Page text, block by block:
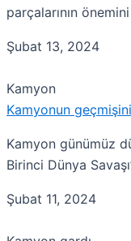
parçalarının
Şubat 13, 2024
Kamyon
Kamyonun
Kamyon günümüz
Birinci Dünya
Şubat 11, 2024